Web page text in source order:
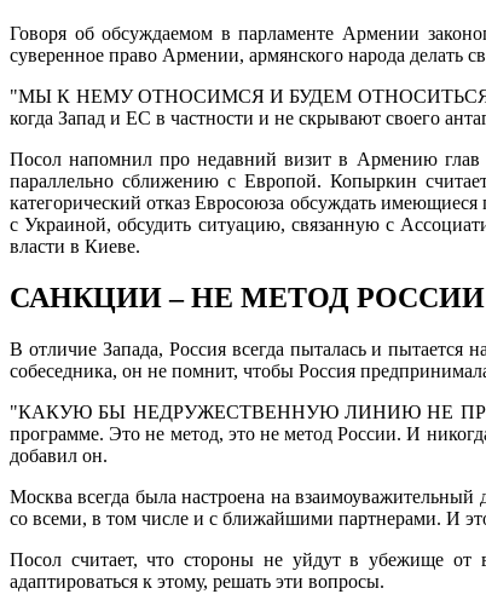
Говоря об обсуждаемом в парламенте Армении
суверенное право Армении, армянского народа делать
"МЫ К НЕМУ ОТНОСИМСЯ И БУДЕМ ОТНОСИТЬСЯ С
когда Запад и ЕС в частности и не скрывают своего
Посол напомнил про недавний визит в Армению глав
параллельно сближению с Европой. Копыркин
категорический отказ Евросоюза обсуждать
с Украиной, обсудить ситуацию, связанную с
власти в Киеве.
САНКЦИИ – НЕ МЕТОД
В отличие Запада, Россия всегда пыталась и пытается
собеседника, он не помнит, чтобы Россия
"КАКУЮ БЫ НЕДРУЖЕСТВЕННУЮ ЛИНИЮ НЕ ПРОВОДИЛО
программе. Это не метод, это не метод России. И
добавил он.
Москва всегда была настроена на
со всеми, в том числе и с ближайшими партнерами. И
Посол считает, что стороны не уйдут в убежище от
адаптироваться к этому, решать эти вопросы.